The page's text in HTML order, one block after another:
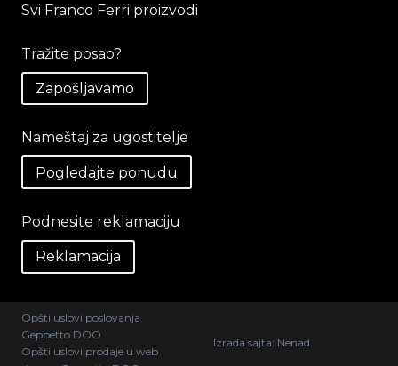
Svi Franco Ferri proizvodi
Tražite posao?
Zapošljavamo
Nameštaj za ugostitelje
Pogledajte ponudu
Podnesite reklamaciju
Reklamacija
Opšti uslovi poslovanja
Geppetto DOO
Opšti uslovi prodaje u web
Izrada sajta: Nenad